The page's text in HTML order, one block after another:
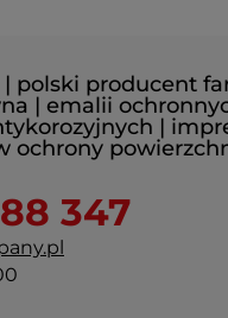
| polski producent
| emalii
|
ochrony
347